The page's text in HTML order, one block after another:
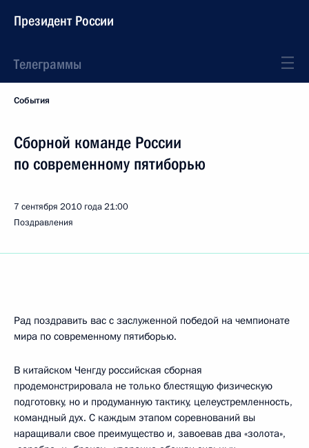
Президент России
Телеграммы
События
Сборной команде России
по современному пятиборью
7 сентября 2010 года21:00
Поздравления
Рад поздравить вас с заслуженной победой на чемпионате
мира по современному пятиборью.
В китайском Ченгду российская сборная
продемонстрировала не только блестящую физическую
подготовку, но и продуманную тактику, целеустремленность,
командный дух. С каждым этапом соревнований вы
наращивали свое преимущество и, завоевав два «золота»,